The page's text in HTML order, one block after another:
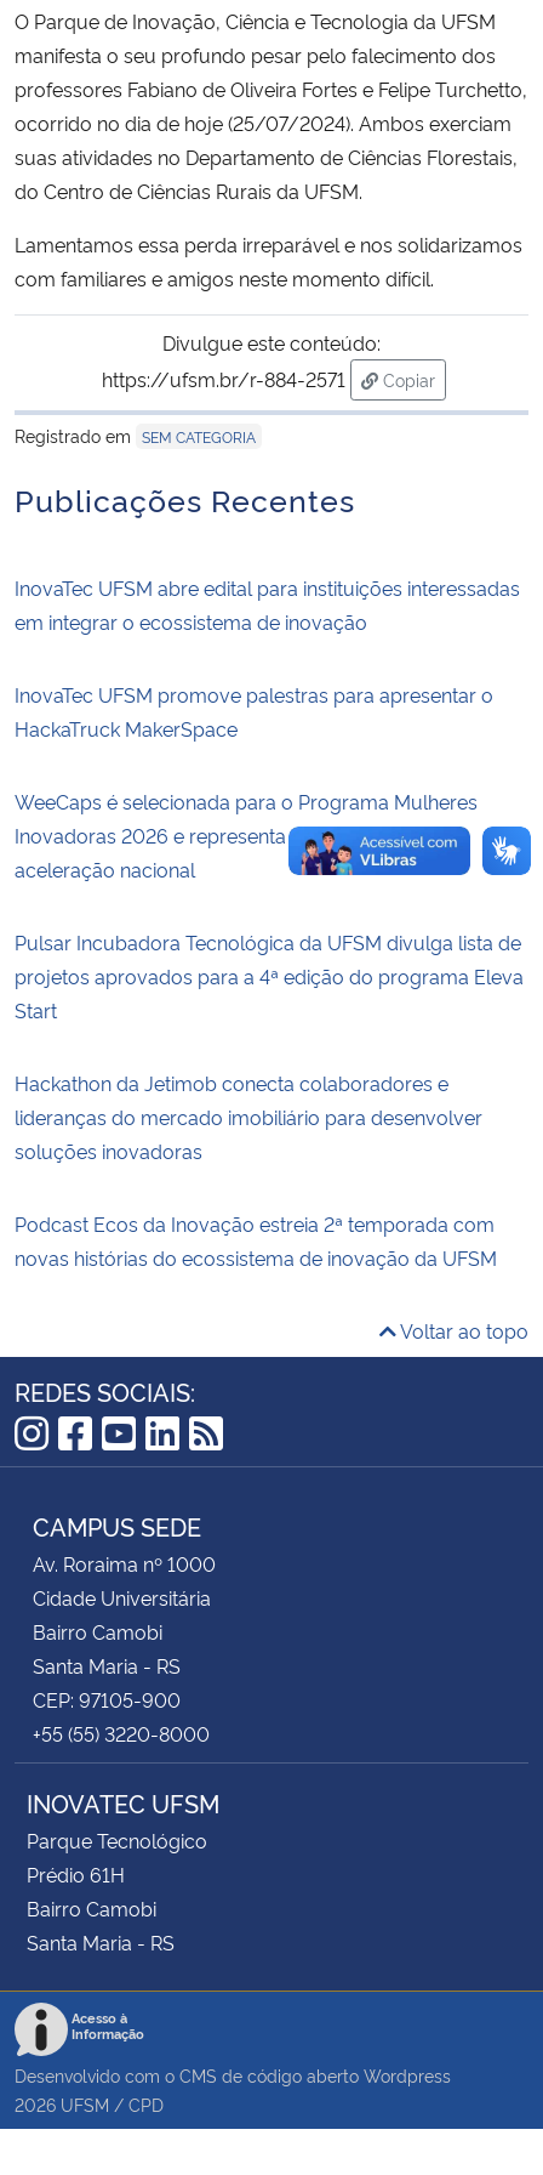
Ministério da Cidadania
Ministério da Saúde
Ministério de Minas e Energia
Ministério do Meio Ambiente
Ministério do Desenvolvimento Regional
Secretaria-Geral
Gabinete de Segurança Institucional
Advocacia-Geral da União
O Parque de Inovação, Ciência e Tecnologia da UFSM
manifesta o seu profundo pesar pelo falecimento dos
professores Fabiano de Oliveira Fortes e Felipe Turchetto,
ocorrido no dia de hoje (25/07/2024). Ambos exerciam
suas atividades no Departamento de Ciências Florestais,
do Centro de Ciências Rurais da UFSM.
Lamentamos essa perda irreparável e nos solidarizamos
com familiares e amigos neste momento difícil.
Divulgue este conteúdo:
https://ufsm.br/r-884-2571
Copiar
para área de
Registrado em SEM CATEGORIA
Publicações Recentes
InovaTec UFSM abre edital para instituições interessadas
em integrar o ecossistema de inovação
InovaTec UFSM promove palestras para apresentar o
HackaTruck MakerSpace
WeeCaps é selecionada para o Programa Mulheres
Inovadoras 2026 e representa o Sul do país em
aceleração nacional
Pulsar Incubadora Tecnológica da UFSM divulga lista de
projetos aprovados para a 4ª edição do programa Eleva
Start
Hackathon da Jetimob conecta colaboradores e
lideranças do mercado imobiliário para desenvolver
soluções inovadoras
Podcast Ecos da Inovação estreia 2ª temporada com
novas histórias do ecossistema de inovação da UFSM
Voltar ao topo
REDES SOCIAIS:
Instagram
Facebook
YouTube
LinkedIn
RSS
CAMPUS SEDE
Av. Roraima nº 1000
Cidade Universitária
Bairro Camobi
Santa Maria - RS
CEP: 97105-900
+55 (55) 3220-8000
INOVATEC UFSM
Parque Tecnológico
Prédio 61H
Bairro Camobi
Santa Maria - RS
Acesso à
Informação
Desenvolvido com o CMS de código aberto Wordpress
2026 UFSM / CPD